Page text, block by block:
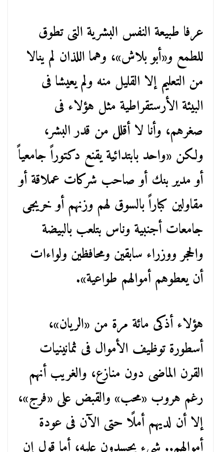
عرفا طبيعة النفس البشرية التى تطوق
للطمع و«أبو بلاش»، وهما اللذان لم ينالا
من التعليم إلا القليل منه ولم يعيشا فى
البيئة الأرستقراطية مثل هؤلاء فى
صغرهم، وأنا لا أقلل من قدر البشر،
ولكن «واحد بابتدائية يقنع دكتوراً جامعياً
أو مدير بنك أو صاحب شركات عملاقة أو
مقاولين كباراً بالسوق لهم وزنهم أو خريجى
جامعات أجنبية وناس بتلعب بالبيضة
والحجر ووزراء سابقين ومحافظين ولواءات
أن يعطوهم أموالهم طواعية».
هؤلاء أذكى مائة مرة من «الريان»،
أسطورة توظيف الأموال فى ثمانينيات
القرن الماضى دون منازع، والغريب أنهم
رغم هروب «محب» والقبض على «فرج»،
إلا أن لديهم أملًا حتى الآن فى عودة